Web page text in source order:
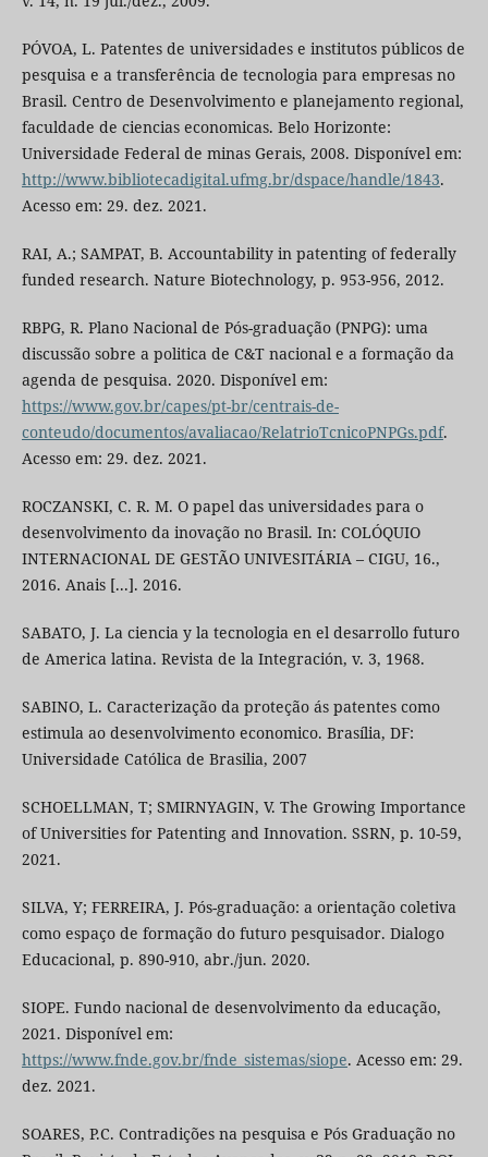
PÓVOA, L. Patentes de universidades e institutos públicos de
pesquisa e a transferência de tecnologia para empresas no
Brasil. Centro de Desenvolvimento e planejamento regional,
faculdade de ciencias economicas. Belo Horizonte:
Universidade Federal de minas Gerais, 2008. Disponível em:
http://www.bibliotecadigital.ufmg.br/dspace/handle/1843.
Acesso em: 29. dez. 2021.
RAI, A.; SAMPAT, B. Accountability in patenting of federally
funded research. Nature Biotechnology, p. 953-956, 2012.
RBPG, R. Plano Nacional de Pós-graduação (PNPG): uma
discussão sobre a politica de C&T nacional e a formação da
agenda de pesquisa. 2020. Disponível em:
https://www.gov.br/capes/pt-br/centrais-de-
conteudo/documentos/avaliacao/RelatrioTcnicoPNPGs.pdf.
Acesso em: 29. dez. 2021.
ROCZANSKI, C. R. M. O papel das universidades para o
desenvolvimento da inovação no Brasil. In: COLÓQUIO
INTERNACIONAL DE GESTÃO UNIVESITÁRIA – CIGU, 16.,
2016. Anais [...]. 2016.
SABATO, J. La ciencia y la tecnologia en el desarrollo futuro
de America latina. Revista de la Integración, v. 3, 1968.
SABINO, L. Caracterização da proteção ás patentes como
estimula ao desenvolvimento economico. Brasília, DF:
Universidade Católica de Brasilia, 2007
SCHOELLMAN, T; SMIRNYAGIN, V. The Growing Importance
of Universities for Patenting and Innovation. SSRN, p. 10-59,
2021.
SILVA, Y; FERREIRA, J. Pós-graduação: a orientação coletiva
como espaço de formação do futuro pesquisador. Dialogo
Educacional, p. 890-910, abr./jun. 2020.
SIOPE. Fundo nacional de desenvolvimento da educação,
2021. Disponível em:
https://www.fnde.gov.br/fnde_sistemas/siope. Acesso em: 29.
dez. 2021.
SOARES, P.C. Contradições na pesquisa e Pós Graduação no